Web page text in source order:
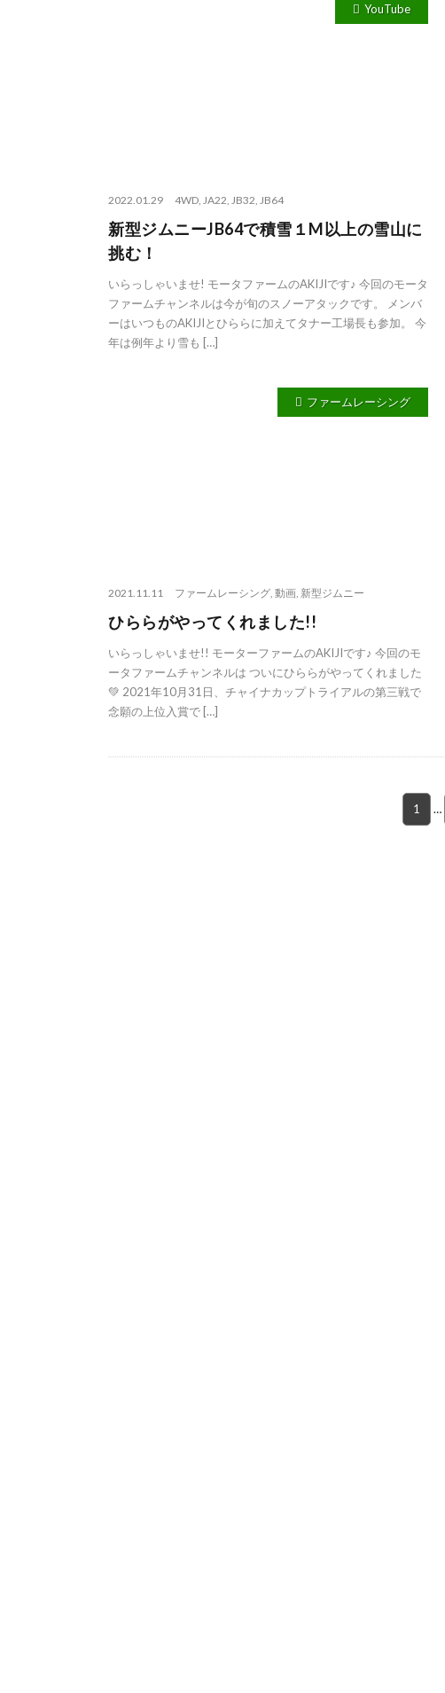
YouTube
2022.01.29 4WD JA22 JB32 JB64
新型ジムニーJB64で積雪１M以上の雪山に
挑む！
いらっしゃいませ! モータファームのAKIJIです♪ 今回のモータ
ファームチャンネルは今が旬のスノーアタックです。 メンバ
ーはいつものAKIJIとひららに加えてタナー工場長も参加。 今
年は例年より雪も […]
ファームレーシング
2021.11.11 ファームレーシング, 動画, 新型ジムニー
ひららがやってくれました!!
いらっしゃいませ!! モーターファームのAKIJIです♪ 今回のモ
ータファームチャンネルは ついにひららがやってくれました
💚 2021年10月31日、チャイナカップトライアルの第三戦で
念願の上位入賞で […]
1 …